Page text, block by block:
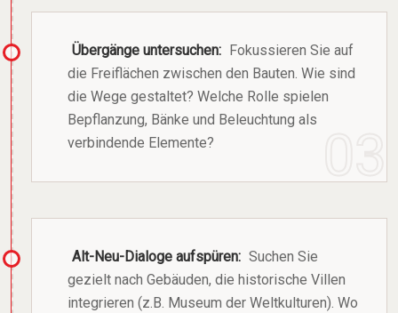
Übergänge untersuchen:
Fokussieren Sie auf
die Freiflächen zwischen den Bauten. Wie sind
die Wege gestaltet? Welche Rolle spielen
Bepflanzung, Bänke und Beleuchtung als
verbindende Elemente?
Alt-Neu-Dialoge aufspüren: Suchen Sie
gezielt nach Gebäuden, die historische Villen
integrieren (z.B. Museum der Weltkulturen). Wo